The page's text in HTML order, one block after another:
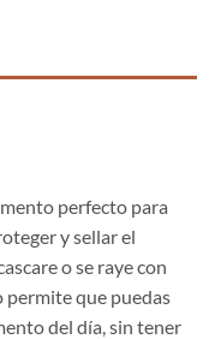
perfecto para
y sellar el
o se raye con
permite que puedas
del día, sin tener